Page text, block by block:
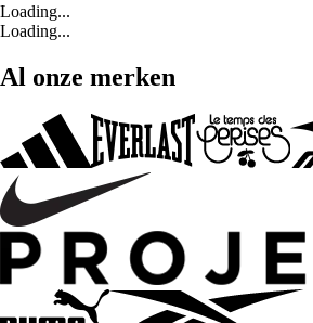
Loading...
Loading...
Al onze merken